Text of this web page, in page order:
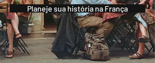
Planeje sua história na França